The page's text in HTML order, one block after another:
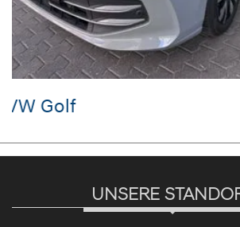
VW Golf
UNSERE